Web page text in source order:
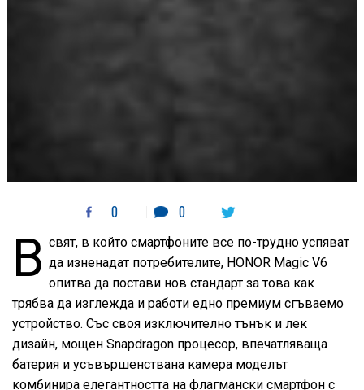
0 0
В свят, в който смартфоните все по-трудно успяват
да изненадат потребителите, HONOR Magic V6
опитва да постави нов стандарт за това как
трябва да изглежда и работи едно премиум сгъваемо
устройство. Със своя изключително тънък и лек
дизайн, мощен Snapdragon процесор, впечатляваща
батерия и усъвършенствана камера моделът
комбинира елегантността на флагмански смартфон с